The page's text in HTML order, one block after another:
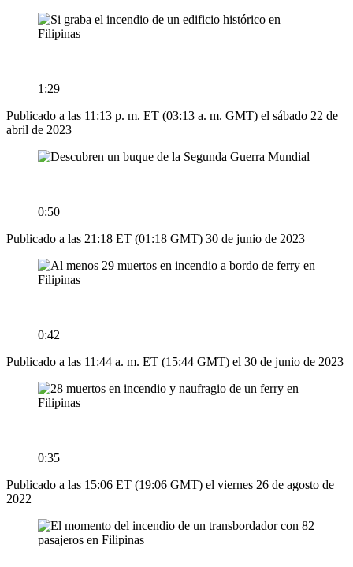
1:29
Publicado a las 11:13 p. m. ET (03:13 a. m. GMT) el sábado 22 de
abril de 2023
0:50
Publicado a las 21:18 ET (01:18 GMT) 30 de junio de 2023
0:42
Publicado a las 11:44 a. m. ET (15:44 GMT) el 30 de junio de 2023
0:35
Publicado a las 15:06 ET (19:06 GMT) el viernes 26 de agosto de
2022